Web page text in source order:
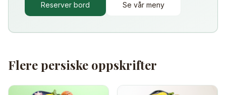
Reserver bord Se vår meny
Flere persiske oppskrifter